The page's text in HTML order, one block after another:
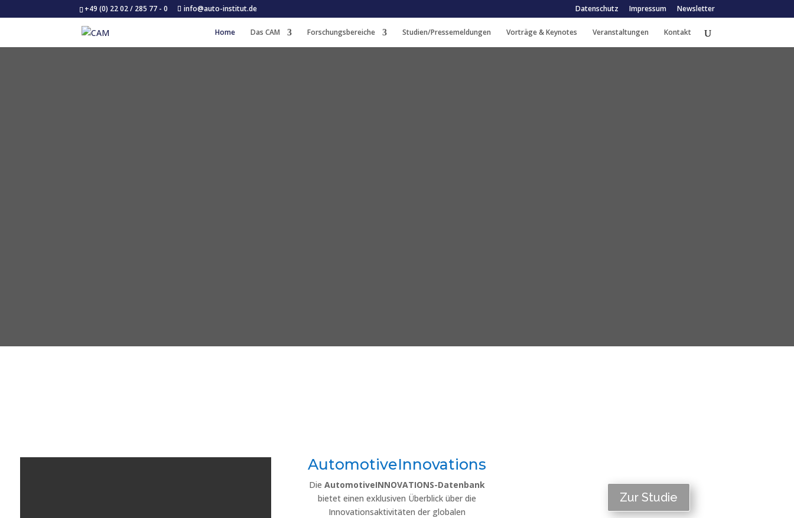
+49 (0) 22 02 / 285 77 - 0 info@auto-institut.de Datenschutz Impressum Newsletter
Home Das CAM Forschungsbereiche Studien/Pressemeldungen Vorträge & Keynotes Veranstaltungen Kontakt
AutomotiveInnovations
Die AutomotiveINNOVATIONS-Datenbank
bietet einen exklusiven Überblick über die
Innovationsaktivitäten der globalen
Zur Studie